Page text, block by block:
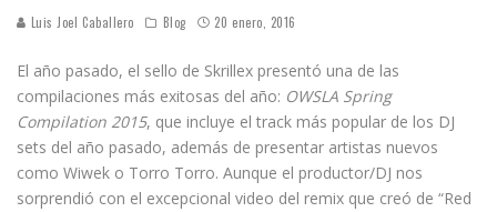
Luis Joel Caballero Blog 20 enero, 2016
El año pasado, el sello de Skrillex presentó una de las
compilaciones más exitosas del año: OWSLA Spring
Compilation 2015, que incluye el track más popular de los DJ
sets del año pasado, además de presentar artistas nuevos
como Wiwek o Torro Torro. Aunque el productor/DJ nos
sorprendió con el excepcional video del remix que creó de “Red